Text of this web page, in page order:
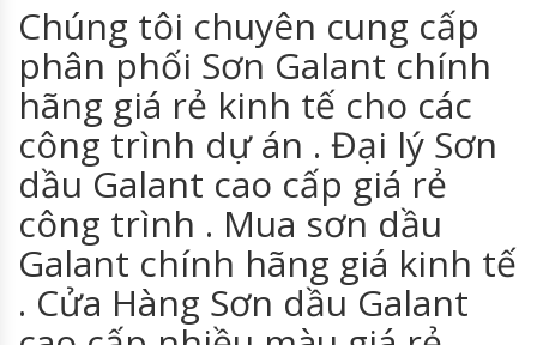
Chúng tôi chuyên cung cấp
phân phối Sơn Galant chính
hãng giá rẻ kinh tế cho các
công trình dự án . Đại lý Sơn
dầu Galant cao cấp giá rẻ
công trình . Mua sơn dầu
Galant chính hãng giá kinh tế
. Cửa Hàng Sơn dầu Galant